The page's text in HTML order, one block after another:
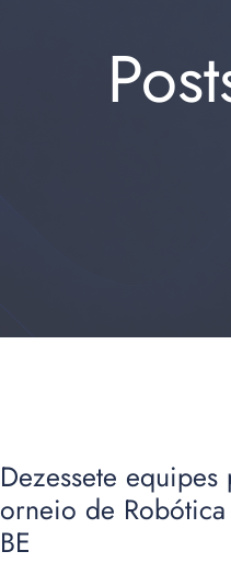
Dezessete
orneio de Robótica
BE